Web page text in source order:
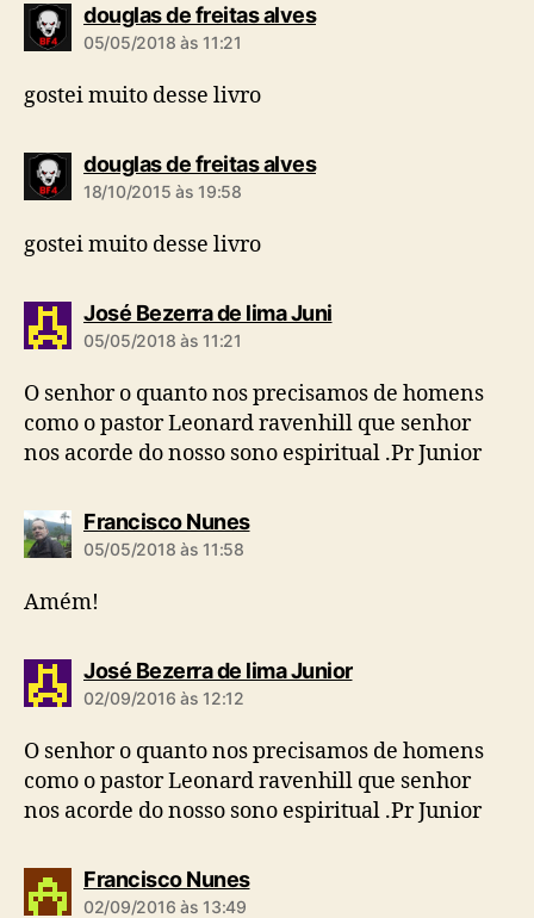
douglas de freitas alvesd
05/05/2018 às 11:21
gostei muito desse livro
douglas de freitas alvesd
18/10/2015 às 19:58
gostei muito desse livro
José Bezerra de lima Junid
05/05/2018 às 11:21
O senhor o quanto nos precisamos de homens
como o pastor Leonard ravenhill que senhor
nos acorde do nosso sono espiritual .Pr Junior
Francisco Nunesd
05/05/2018 às 11:58
Amém!
José Bezerra de lima Juniord
02/09/2016 às 12:12
O senhor o quanto nos precisamos de homens
como o pastor Leonard ravenhill que senhor
nos acorde do nosso sono espiritual .Pr Junior
Francisco Nunesd
02/09/2016 às 13:49